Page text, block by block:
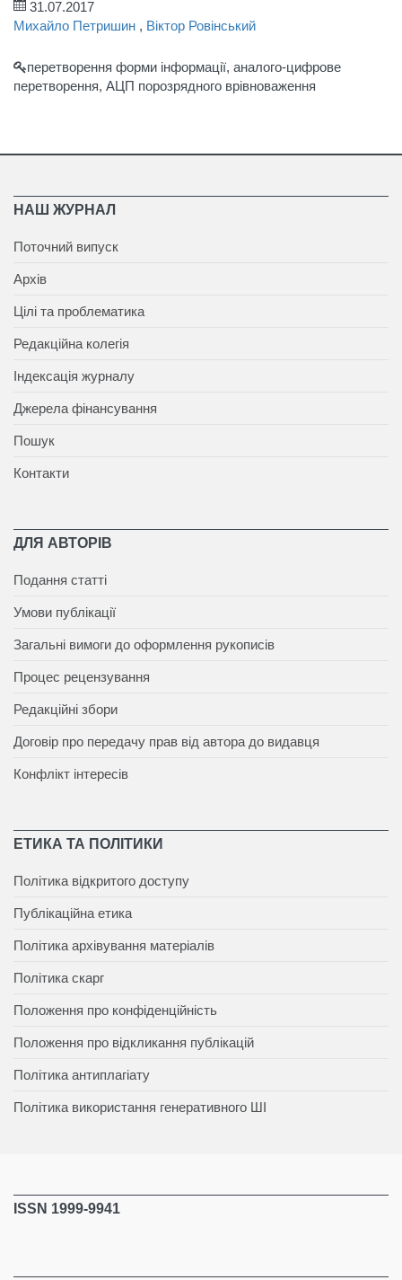
31.07.2017
Михайло Петришин , Віктор Ровінський
перетворення форми інформації, аналого-цифрове
перетворення, АЦП порозрядного врівноваження
НАШ ЖУРНАЛ
Поточний випуск
Архів
Цілі та проблематика
Редакційна колегія
Індексація журналу
Джерела фінансування
Пошук
Контакти
ДЛЯ АВТОРІВ
Подання статті
Умови публікації
Загальні вимоги до оформлення рукописів
Процес рецензування
Редакційні збори
Договір про передачу прав від автора до видавця
Конфлікт інтересів
ЕТИКА ТА ПОЛІТИКИ
Політика відкритого доступу
Публікаційна етика
Політика архівування матеріалів
Політика скарг
Положення про конфіденційність
Положення про відкликання публікацій
Політика антиплагіату
Політика використання генеративного ШІ
ISSN 1999-9941